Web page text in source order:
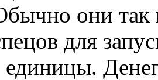
они так
для
единицы.